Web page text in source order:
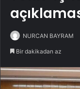
NURCAN BAYRAM
Bir dakikadan az